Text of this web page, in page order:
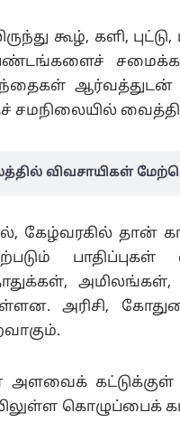
கூழ், களி,
ஆர்வத்துடன்
விவசாயிகள்
கேழ்வரகில் தான்
அரிசி,
அளவைக்
கொழுப்பைக்